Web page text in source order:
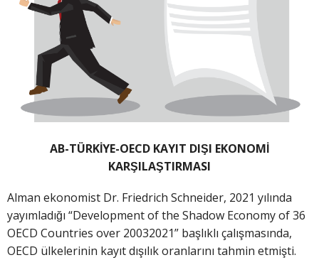
AB-TÜRKİYE-OECD KAYIT DIŞI EKONOMİ
KARŞILAŞTIRMASI
Alman ekonomist Dr. Friedrich Schneider, 2021 yılında
yayımladığı “Development of the Shadow Economy of 36
OECD Countries over 20032021” başlıklı çalışmasında,
OECD ülkelerinin kayıt dışılık oranlarını tahmin etmişti.